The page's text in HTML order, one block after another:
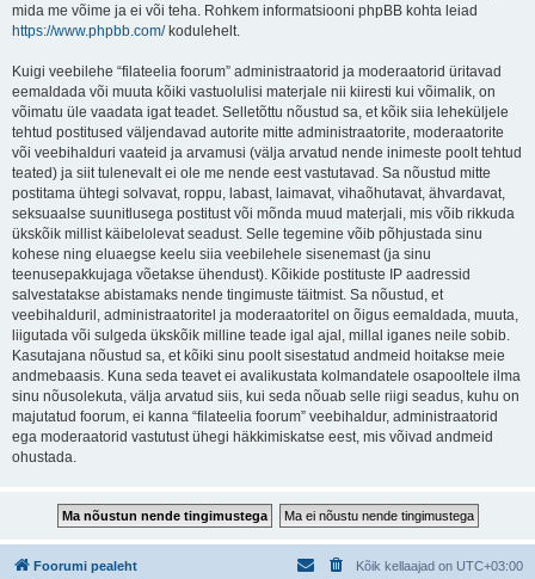
mida me võime ja ei või teha. Rohkem informatsiooni phpBB kohta leiad
https://www.phpbb.com/kodulehelt.
Kuigi veebilehe “filateelia foorum” administraatorid ja moderaatorid üritavad
eemaldada või muuta kõiki vastuolulisi materjale nii kiiresti kui võimalik, on
võimatu üle vaadata igat teadet. Selletõttu nõustud sa, et kõik siia leheküljele
tehtud postitused väljendavad autorite mitte administraatorite, moderaatorite
või veebihalduri vaateid ja arvamusi (välja arvatud nende inimeste poolt tehtud
teated) ja siit tulenevalt ei ole me nende eest vastutavad. Sa nõustud mitte
postitama ühtegi solvavat, roppu, labast, laimavat, vihaõhutavat, ähvardavat,
seksuaalse suunitlusega postitust või mõnda muud materjali, mis võib rikkuda
ükskõik millist käibelolevat seadust. Selle tegemine võib põhjustada sinu
kohese ning eluaegse keelu siia veebilehele sisenemast (ja sinu
teenusepakkujaga võetakse ühendust). Kõikide postituste IP aadressid
salvestatakse abistamaks nende tingimuste täitmist. Sa nõustud, et
veebihalduril, administraatoritel ja moderaatoritel on õigus eemaldada, muuta,
liigutada või sulgeda ükskõik milline teade igal ajal, millal iganes neile sobib.
Kasutajana nõustud sa, et kõiki sinu poolt sisestatud andmeid hoitakse meie
andmebaasis. Kuna seda teavet ei avalikustata kolmandatele osapooltele ilma
sinu nõusolekuta, välja arvatud siis, kui seda nõuab selle riigi seadus, kuhu on
majutatud foorum, ei kanna “filateelia foorum” veebihaldur, administraatorid
ega moderaatorid vastutust ühegi häkkimiskatse eest, mis võivad andmeid
ohustada.
Foorumi pealeht Kõik kellaajad on UTC+03:00